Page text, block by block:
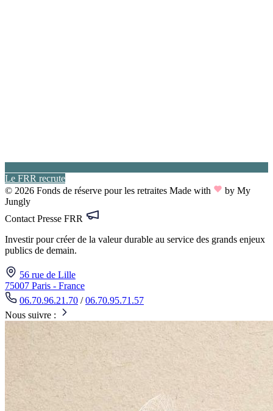
Le FRR recrute
© 2026 Fonds de réserve pour les retraites Made with
by My
Jungly
Contact Presse FRR
Investir pour créer de la valeur durable au service des grands enjeux
publics de demain.
56 rue de Lille
75007 Paris - France
06.70.96.21.70 /06.70.95.71.57
Nous suivre :